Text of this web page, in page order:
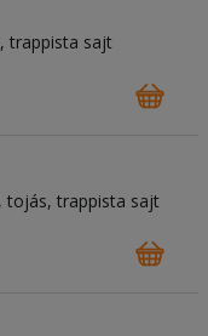
trappista sajt
tojás trappista sajt